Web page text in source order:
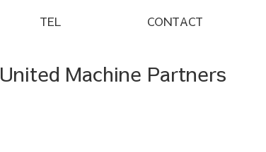
United Machine Partners
TEL CONTACT